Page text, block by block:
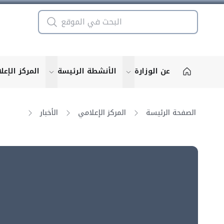
عن الوزارة show submenu for "More"
الأنشطة الرئيسة for "More"
المركز
الصفحة الرئيسة المركز الإعلامي الأخبار